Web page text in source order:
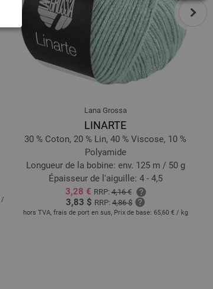
/
Lana Grossa
LINARTE
30 % Coton, 20 % Lin, 40 % Viscose, 10 %
Polyamide
Longueur de la bobine: env. 125 m / 50 g
Épaisseur de l'aiguille: 4 - 4,5
3,28 € RRP:4,16 €
3,83 $ RRP: 4,86 $
hors TVA, frais de port en sus, Prix de base: 65,60 € / kg